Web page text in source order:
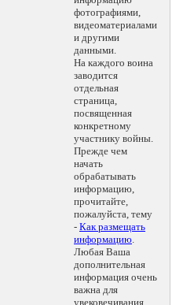
фотографиями,
видеоматериалами
и другими
данными.
На каждого воина
заводится
отдельная
страница,
посвященная
конкретному
участнику войны.
Прежде чем
начать
обрабатывать
информацию,
прочитайте,
пожалуйста, тему
- Как размещать
информацию.
Любая Ваша
дополнительная
информация очень
важна для
увековечивания